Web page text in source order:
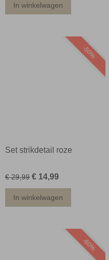
In winkelwagen
-50%
Set strikdetail roze
€ 29,99 € 14,99
In winkelwagen
-60%